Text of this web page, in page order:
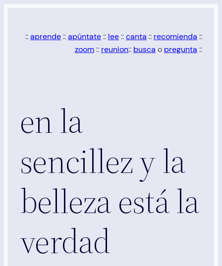
contenido
::aprende::apúntate:: lee::canta :: recomienda ::
zoom:: reunion:: busca o pregunta ::
en la
sencillez y la
belleza está la
verdad